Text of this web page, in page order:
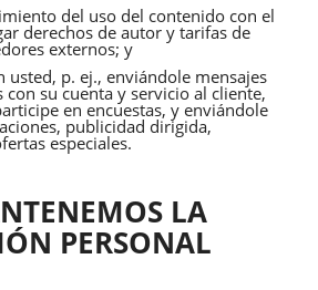
del uso del contenido con el
derechos de autor y tarifas de
externos; y
usted, p. ej., enviándole mensajes
su cuenta y servicio al cliente,
en encuestas, y enviándole
publicidad dirigida,
especiales.
LA
PERSONAL